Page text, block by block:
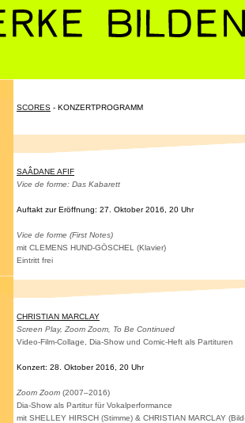
SCORES - KONZERTPROGRAMM
SAÂDANE AFIF
Vice de forme: Das Kabarett
Auftakt zur Eröffnung: 27. Oktober 2016, 20 Uhr
Vice de forme (First Notes)
mit CLEMENS HUND-GÖSCHEL
(Klavier)
Eintritt frei
CHRISTIAN MARCLAY
Screen Play, Zoom Zoom, To Be Continued
Video-Film-Collage, Dia-Show und Comic-Heft als Partituren
Konzert: 28. Oktober 2016, 20 Uhr
Zoom Zoom (2007–2016)
Dia-Show als Partitur für Vokalperformance
mit SHELLEY HIRSCH (Stimme) & CHRISTIAN MARCLAY